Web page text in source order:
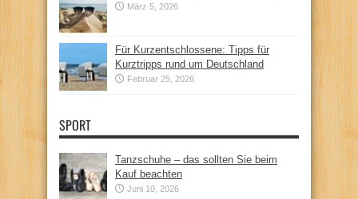
März 5, 2026
Für Kurzentschlossene: Tipps für
Kurztripps rund um Deutschland
Februar 25, 2026
SPORT
Tanzschuhe – das sollten Sie beim
Kauf beachten
Juni 10, 2026